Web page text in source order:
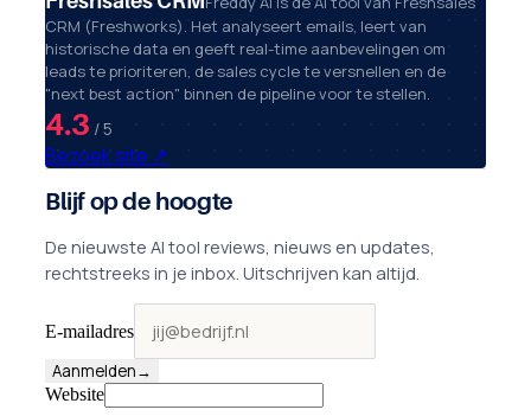
CRM (Freshworks). Het analyseert emails, leert van
historische data en geeft real-time aanbevelingen om
leads te prioriteren, de sales cycle te versnellen en de
"next best action" binnen de pipeline voor te stellen.
4.3 / 5
Bezoek site ↗
Blijf op de hoogte
De nieuwste AI tool reviews, nieuws en updates,
rechtstreeks in je inbox. Uitschrijven kan altijd.
E-mailadres
Aanmelden→
Website